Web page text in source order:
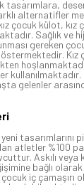
tasarımlara,
alternatifler
çocuk külot, kız
Sağlık ve
gereken
Kız
kullanılmaktadır.
gelenler
tasarımlarını
atletler %100
Askılı veya
bağlı
iç çamaşırı